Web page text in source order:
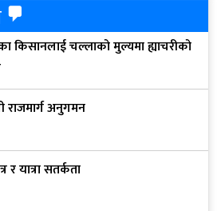
किसानलाई चल्लाको मुल्यमा ह्याचरीको
राजमार्ग अनुगमन
र यात्रा सतर्कता